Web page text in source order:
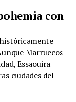
con
Marruecos
Essaouira
ciudades del